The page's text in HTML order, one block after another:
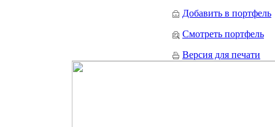
Добавить в портфель
Смотреть портфель
Версия для печати